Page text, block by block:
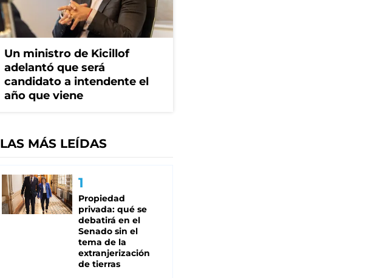
Un ministro de Kicillof
adelantó que será
candidato a intendente el
año que viene
LAS MÁS LEÍDAS
Propiedad
privada: qué se
debatirá en el
Senado sin el
tema de la
extranjerización
de tierras